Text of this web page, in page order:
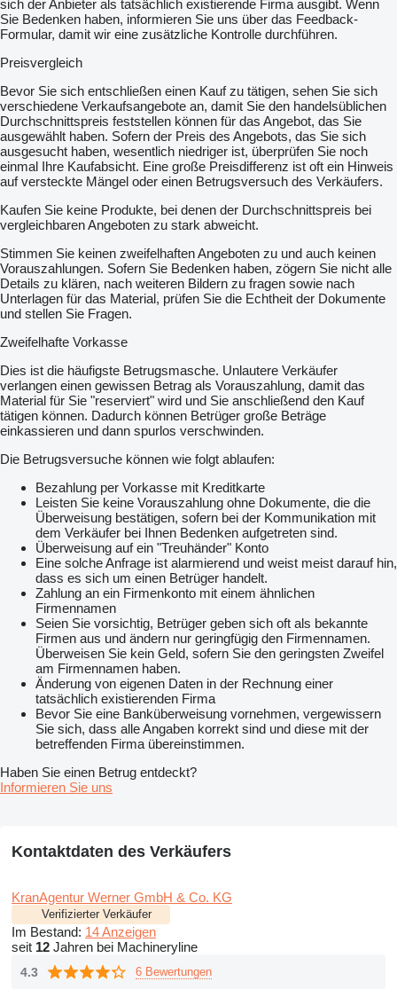
sich der Anbieter als tatsächlich existierende Firma ausgibt. Wenn
Sie Bedenken haben, informieren Sie uns über das Feedback-
Formular, damit wir eine zusätzliche Kontrolle durchführen.
Preisvergleich
Bevor Sie sich entschließen einen Kauf zu tätigen, sehen Sie sich
verschiedene Verkaufsangebote an, damit Sie den handelsüblichen
Durchschnittspreis feststellen können für das Angebot, das Sie
ausgewählt haben. Sofern der Preis des Angebots, das Sie sich
ausgesucht haben, wesentlich niedriger ist, überprüfen Sie noch
einmal Ihre Kaufabsicht. Eine große Preisdifferenz ist oft ein Hinweis
auf versteckte Mängel oder einen Betrugsversuch des Verkäufers.
Kaufen Sie keine Produkte, bei denen der Durchschnittspreis bei
vergleichbaren Angeboten zu stark abweicht.
Stimmen Sie keinen zweifelhaften Angeboten zu und auch keinen
Vorauszahlungen. Sofern Sie Bedenken haben, zögern Sie nicht alle
Details zu klären, nach weiteren Bildern zu fragen sowie nach
Unterlagen für das Material, prüfen Sie die Echtheit der Dokumente
und stellen Sie Fragen.
Zweifelhafte Vorkasse
Dies ist die häufigste Betrugsmasche. Unlautere Verkäufer
verlangen einen gewissen Betrag als Vorauszahlung, damit das
Material für Sie "reserviert" wird und Sie anschließend den Kauf
tätigen können. Dadurch können Betrüger große Beträge
einkassieren und dann spurlos verschwinden.
Die Betrugsversuche können wie folgt ablaufen:
Bezahlung per Vorkasse mit Kreditkarte
Leisten Sie keine Vorauszahlung ohne Dokumente, die die
Überweisung bestätigen, sofern bei der Kommunikation mit
dem Verkäufer bei Ihnen Bedenken aufgetreten sind.
Überweisung auf ein "Treuhänder" Konto
Eine solche Anfrage ist alarmierend und weist meist darauf hin,
dass es sich um einen Betrüger handelt.
Zahlung an ein Firmenkonto mit einem ähnlichen
Firmennamen
Seien Sie vorsichtig, Betrüger geben sich oft als bekannte
Firmen aus und ändern nur geringfügig den Firmennamen.
Überweisen Sie kein Geld, sofern Sie den geringsten Zweifel
am Firmennamen haben.
Änderung von eigenen Daten in der Rechnung einer
tatsächlich existierenden Firma
Bevor Sie eine Banküberweisung vornehmen, vergewissern
Sie sich, dass alle Angaben korrekt sind und diese mit der
betreffenden Firma übereinstimmen.
Haben Sie einen Betrug entdeckt?
Informieren Sie uns
Kontaktdaten des Verkäufers
KranAgentur Werner GmbH & Co. KG
Verifizierter Verkäufer
Im Bestand: 14 Anzeigen
seit 12 Jahren bei Machineryline
4.3 6 Bewertungen